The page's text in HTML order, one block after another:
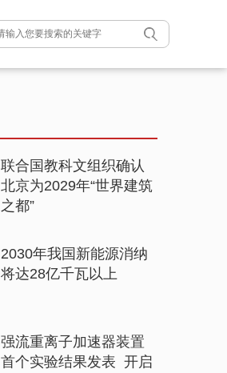
联合国教科文组织确认
北京为2029年“世界建筑
之都”
2030年我国新能源消纳
将达28亿千瓦以上
强流重离子加速器装置
首个实验结果发表 开启